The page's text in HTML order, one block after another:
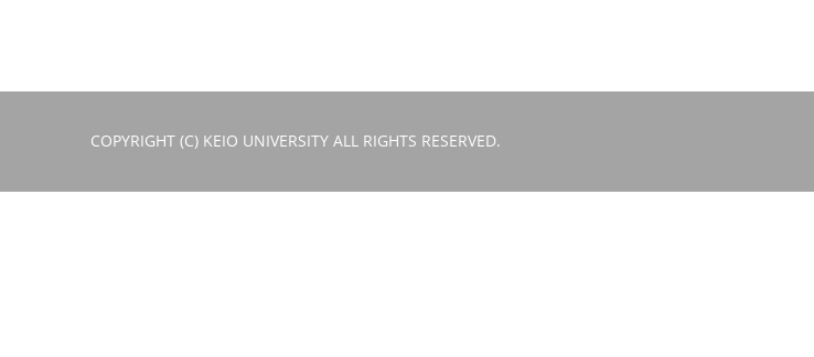
COPYRIGHT (C) KEIO UNIVERSITY ALL RIGHTS RESERVED.